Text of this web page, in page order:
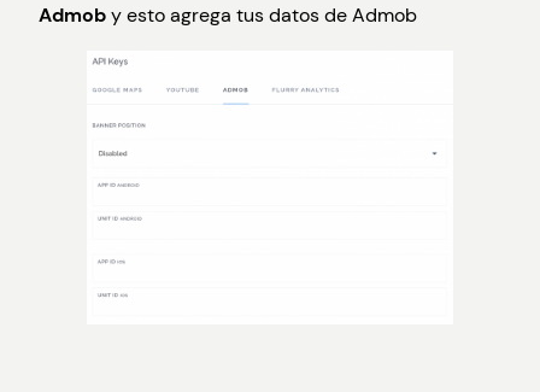
Admoby esto agrega tus datos de Admob